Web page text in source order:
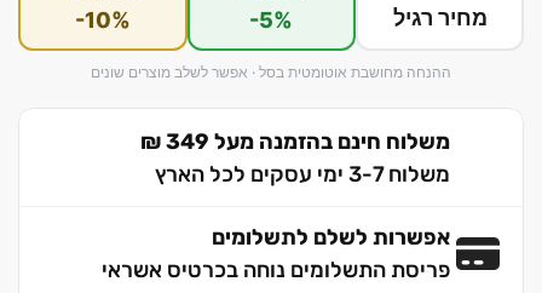
מחיר רגיל -5%
-10%
ההנחה מחושבת אוטומטית בסל · אפשר לשלב מוצרים שונים
משלוח חינם בהזמנה מעל 349 ₪
משלוח 3-7 ימי עסקים לכל הארץ
אפשרות לשלם לתשלומים
פריסת התשלומים נוחה בכרטיס אשראי